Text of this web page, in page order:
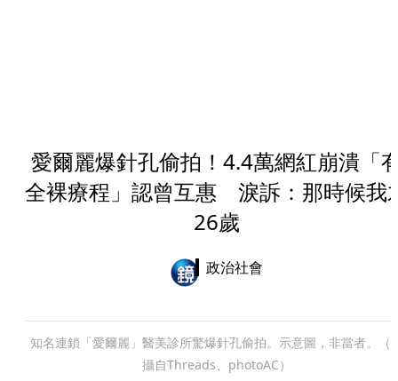
愛爾麗爆針孔偷拍！4.4萬網紅崩潰「
全裸療程」認曾互惠 淚訴：那時候我
26歲
政治社會
知名連鎖「愛爾麗」醫美診所驚爆針孔偷拍。示意圖，非當者。（
攝自Threads、photoAC）